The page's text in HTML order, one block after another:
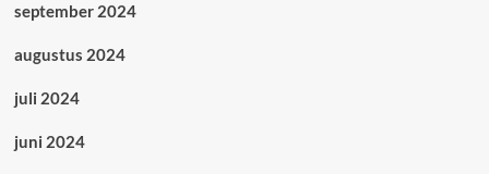
september 2024
augustus 2024
juli 2024
juni 2024